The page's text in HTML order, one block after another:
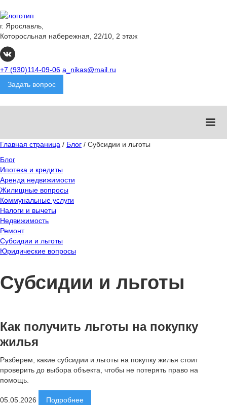
г. Ярославль,
Которосльная набережная, 22/10, 2 этаж
+7 (930)114-09-06 a_nikas@mail.ru
Задать вопрос
Главная страница / Блог / Субсидии и льготы
Блог
Ипотека и кредиты
Аренда недвижимости
Жилищные вопросы
Коммунальные услуги
Налоги и вычеты
Недвижимость
Ремонт
Субсидии и льготы
Юридические вопросы
Субсидии и льготы
Как получить льготы на покупку
жилья
Разберем, какие субсидии и льготы на покупку жилья стоит
проверить до выбора объекта, чтобы не потерять право на
помощь.
05.05.2026 Подробнее